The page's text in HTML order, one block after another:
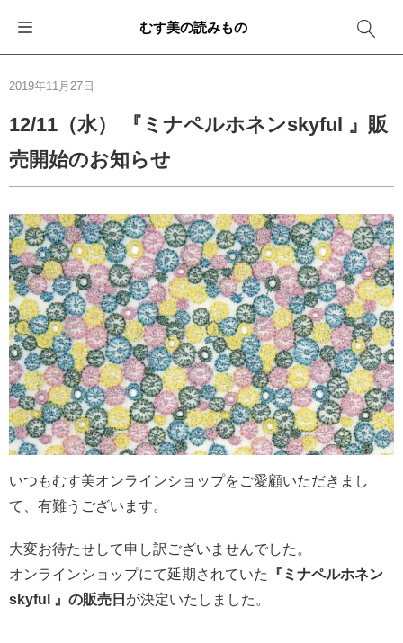
むす美の読みもの
2019年11月27日
12/11（水） 『ミナペルホネンskyful 』販
売開始のお知らせ
いつもむす美オンラインショップをご愛顧いただきまし
て、有難うございます。
大変お待たせして申し訳ございませんでした。
オンラインショップにて延期されていた
『ミナペルホネン
skyful 』の販売日 が決定いたしました。
イベント・キャンペーン
新商品
その他
エコバッグ
おしゃれコーデバッグ
箱を包む
お酒を包む
簡単「バッグアレンジ」
その他
ファッション
インテリア
雨の日
ママ・子育て
旅行
防災
卒業・入学
退職・異動
出産
海外の方へ